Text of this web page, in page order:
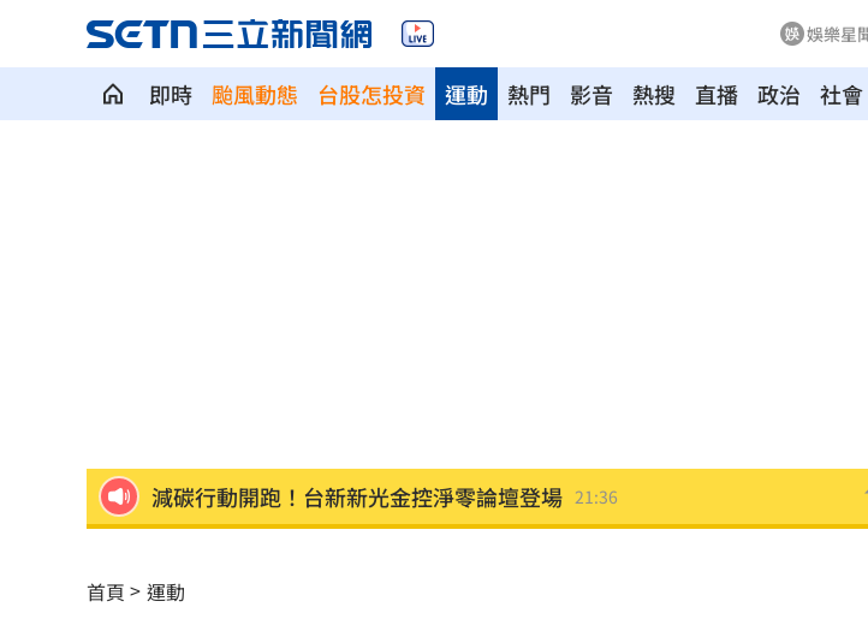
娛樂星
即時 颱風動態 台股怎投資 熱門 影音 熱搜 直播 政治 社會
運動
減碳行動開跑！台新新光金控淨零論壇登場 21:36
兆基債務風暴！前董座李建成遭當庭逮補
首頁 運動